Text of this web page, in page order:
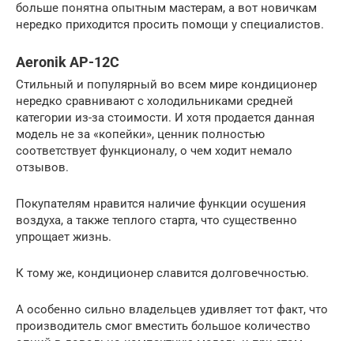
больше понятна опытным мастерам, а вот новичкам
нередко приходится просить помощи у специалистов.
Aeronik AP-12C
Стильный и популярный во всем мире кондиционер
нередко сравнивают с холодильниками средней
категории из-за стоимости. И хотя продается данная
модель не за «копейки», ценник полностью
соответствует функционалу, о чем ходит немало
отзывов.
Покупателям нравится наличие функции осушения
воздуха, а также теплого старта, что существенно
упрощает жизнь.
К тому же, кондиционер славится долговечностью.
А особенно сильно владельцев удивляет тот факт, что
производитель смог вместить большое количество